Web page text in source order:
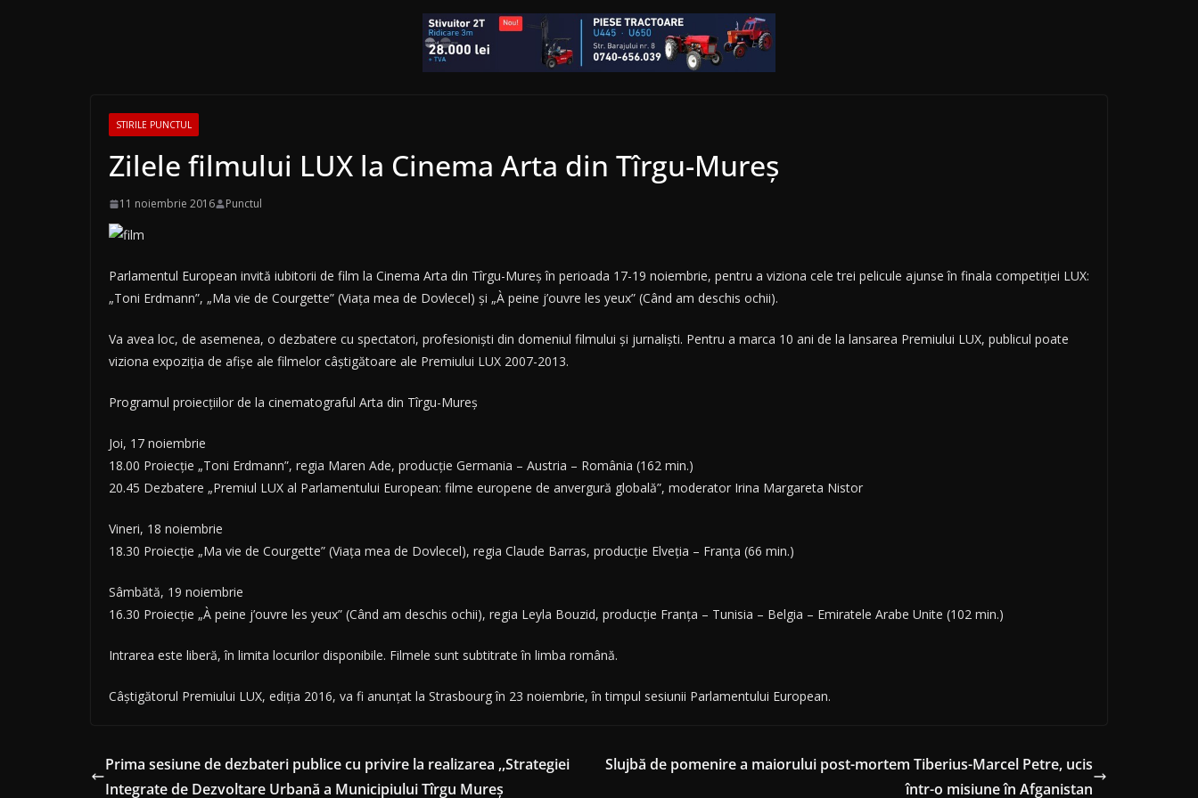
STIRILE PUNCTUL
Zilele filmului LUX la Cinema Arta din Tîrgu-Mureș
11 noiembrie 2016 Punctul
Parlamentul European invită iubitorii de film la Cinema Arta din Tîrgu-Mureș în perioada 17-19 noiembrie, pentru a viziona cele trei pelicule ajunse în finala competiției LUX:
„Toni Erdmann”, „Ma vie de Courgette” (Viața mea de Dovlecel) și „À peine j’ouvre les yeux” (Când am deschis ochii).
Va avea loc, de asemenea, o dezbatere cu spectatori, profesioniști din domeniul filmului și jurnaliști. Pentru a marca 10 ani de la lansarea Premiului LUX, publicul poate
viziona expoziția de afișe ale filmelor câștigătoare ale Premiului LUX 2007-2013.
Programul proiecțiilor de la cinematograful Arta din Tîrgu-Mureș
Joi, 17 noiembrie
18.00 Proiecție „Toni Erdmann”, regia Maren Ade, producție Germania – Austria – România (162 min.)
20.45 Dezbatere „Premiul LUX al Parlamentului European: filme europene de anvergură globală”, moderator Irina Margareta Nistor
Vineri, 18 noiembrie
18.30 Proiecție „Ma vie de Courgette” (Viața mea de Dovlecel), regia Claude Barras, producție Elveția – Franța (66 min.)
Sâmbătă, 19 noiembrie
16.30 Proiecție „À peine j’ouvre les yeux” (Când am deschis ochii), regia Leyla Bouzid, producție Franța – Tunisia – Belgia – Emiratele Arabe Unite (102 min.)
Intrarea este liberă, în limita locurilor disponibile. Filmele sunt subtitrate în limba română.
Câștigătorul Premiului LUX, ediția 2016, va fi anunțat la Strasbourg în 23 noiembrie, în timpul sesiunii Parlamentului European.
Prima sesiune de dezbateri publice cu privire la realizarea ,,Strategiei
Integrate de Dezvoltare Urbană a Municipiului Tîrgu Mureș
Slujbă de pomenire a maiorului post-mortem Tiberius-Marcel Petre, ucis
într-o misiune în Afganistan